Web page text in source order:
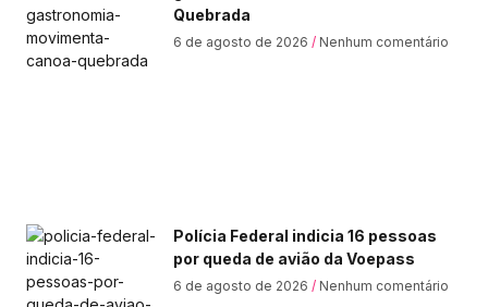
Quebrada
6 de agosto de 2026 Nenhum comentário
Polícia Federal indicia 16 pessoas
por queda de avião da Voepass
6 de agosto de 2026 Nenhum comentário